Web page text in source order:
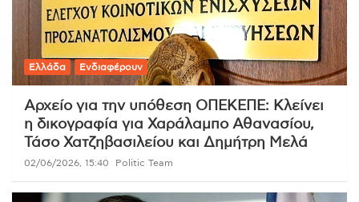
Ελλάδα Ενδιαφέρουν
Αρχείο για την υπόθεση ΟΠΕΚΕΠΕ: Κλείνει
η δικογραφία για Χαράλαμπο Αθανασίου,
Τάσο Χατζηβασιλείου και Δημήτρη Μελά
02/06/2026, 15:40 Politic Team